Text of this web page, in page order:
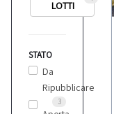
LOTTI
STATO
Da
Ripubblicare
3